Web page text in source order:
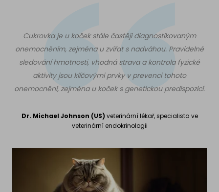
Cukrovka je u koček stále častěji diagnostikovaným
onemocněním, zejména u zvířat s nadváhou. Pravidelné
sledování hmotnosti, vhodná strava a kontrola fyzické
aktivity jsou klíčovými prvky v prevenci tohoto
onemocnění, zejména u koček s genetickou predispozicí.
Dr. Michael Johnson (US) veterinární lékař, specialista ve
veterinární endokrinologii